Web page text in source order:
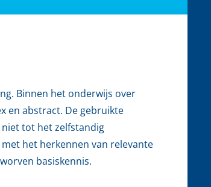
Binnen het onderwijs over
en abstract. De gebruikte
tot het zelfstandig
het herkennen van relevante
basiskennis.